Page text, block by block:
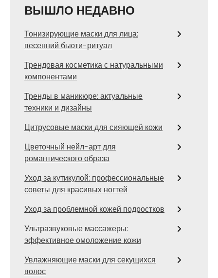
ВЫШЛО НЕДАВНО
Тонизирующие маски для лица:
весенний бьюти-ритуал
Трендовая косметика с натуральными
компонентами
Тренды в маникюре: актуальные
техники и дизайны
Цитрусовые маски для сияющей кожи
Цветочный нейл-арт для
романтического образа
Уход за кутикулой: профессиональные
советы для красивых ногтей
Уход за проблемной кожей подростков
Ультразвуковые массажеры:
эффективное омоложение кожи
Увлажняющие маски для секущихся
волос